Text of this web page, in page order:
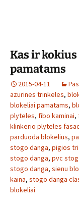
Kas ir
pamatams
2015-04-11
azurines trinkeles,
blokeliai pamatams,
plyteles, fibo kaminai,
klinkerio plyteles
parduoda blokelius,
stogo danga, pigios
stogo danga, pvc
stogo danga, sienu
kaina, stogo danga
blokeliai